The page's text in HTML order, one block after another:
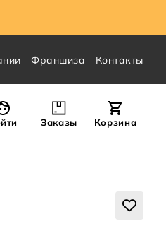
Франшиза Контакты
Заказы Корзина